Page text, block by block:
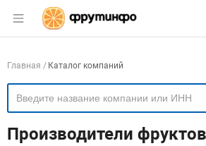
Раздел навигации по
Навигация по компаниям
Главная Каталог компаний
Производители